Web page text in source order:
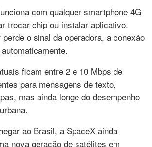
com qualquer smartphone 4G
trocar chip ou instalar aplicativo.
o sinal da operadora, a conexão
ficam entre 2 e 10 Mbps de
para mensagens de texto,
mas ainda longe do desempenho
ao Brasil, a SpaceX ainda
nova geração de satélites em